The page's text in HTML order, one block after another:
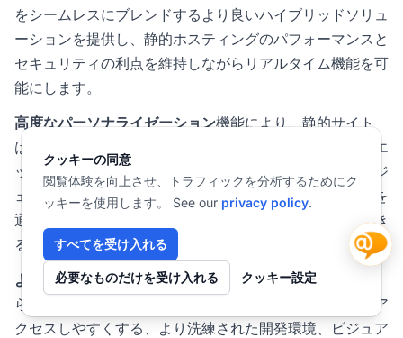
をシームレスにブレンドするより良いハイブリッドソリュ
ーションを提供し、静的ホスティングのパフォーマンスと
セキュリティの利点を維持しながらリアルタイム機能を可
能にします。
高度なパーソナライゼーション機能により、静的サイト
は、パフォーマンスやセキュリティを損なうことなく、エ
ッジコンピューティング、クライアントサイドインテリジ
ェンス、洗練されたコンテンツセグメンテーション戦略を
通じてパーソナライズされたエクスペリエンスを提供でき
るようになります。
より良い開発者ツールは、技術的な柔軟性を維持しなが
ら、デザイナーやコンテンツ作成者が静的サイト開発にア
クセスしやすくする、より洗練された開発環境、ビジュア
クッキーの同意
閲覧体験を向上させ、トラフィックを分析するためにク
ッキーを使用します。 See our privacy policy.
すべてを受け入れる
必要なものだけを受け入れる クッキー設定